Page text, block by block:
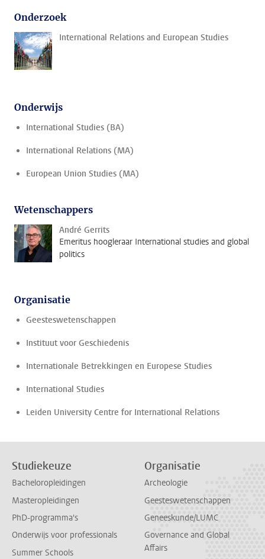
Onderzoek
International Relations and European Studies
Onderwijs
International Studies (BA)
International Relations (MA)
European Union Studies (MA)
Wetenschappers
André Gerrits
Emeritus hoogleraar International studies and global
politics
Organisatie
Geesteswetenschappen
Instituut voor Geschiedenis
Internationale Betrekkingen en Europese Studies
International Studies
Leiden University Centre for International Relations
Studiekeuze
Bacheloropleidingen
Masteropleidingen
PhD-programma's
Onderwijs voor professionals
Summer Schools
Organisatie
Archeologie
Geesteswetenschappen
Geneeskunde/LUMC
Governance and Global
Affairs